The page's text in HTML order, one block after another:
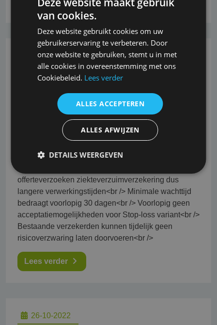
26-10-2022
Ook de Amersfoortse neemt
acceptatie maatregelen op
ziekteverzuimverzekering
Verzekeraar De Amersfoortse heeft (19-3-2020) een
rondom de ziekteverzuimverzekeringen;<br /> <br />
offerteverzoeken ziekteverzuimverzekering dus
langere verwerkingstijden<br /> Minimale wachttijd
bedraagt voorlopig 30 dagen<br /> Voorlopig geen
acceptatiemogelijkheden voor Stop-loss variant<br />
Bestaande verzekerden kunnen tijdelijk geen
risicoverzwaring laten doorvoeren<br />
Lees verder
26-10-2022
van cookies.
Deze website gebruikt cookies om uw
gebruikerservaring te verbeteren. Door
onze website te gebruiken, stemt u in met
alle cookies in overeenstemming met ons
Cookiebeleid. Lees verder
ALLES ACCEPTEREN
ALLES AFWIJZEN
DETAILS WEERGEVEN